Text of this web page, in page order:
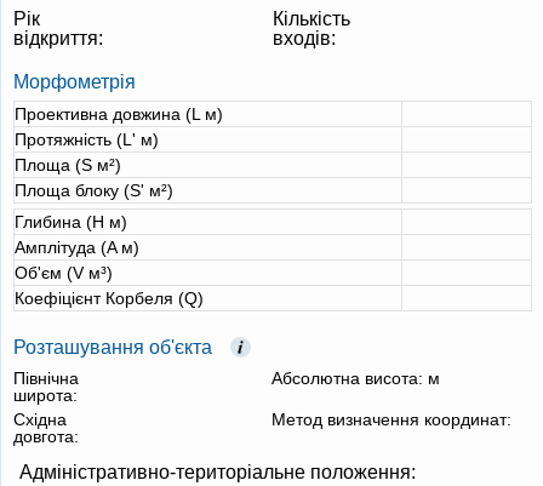
Рік
відкриття:
Кількість
входів:
Морфометрія
Проективна довжина (L м)
Протяжність (L' м)
Площа (S м²)
Площа блоку (S' м²)
Глибина (H м)
Амплітуда (A м)
Об'єм (V м³)
Коефіцієнт Корбеля (Q)
Розташування об'єкта
Північна
широта:
Абсолютна висота: м
Східна
довгота:
Метод визначення координат:
Адміністративно-територіальне положення: